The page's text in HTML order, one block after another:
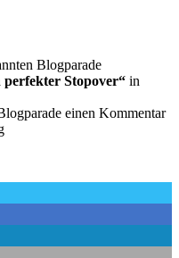
Blogparade
perfekter Stopover“ in
einen Kommentar